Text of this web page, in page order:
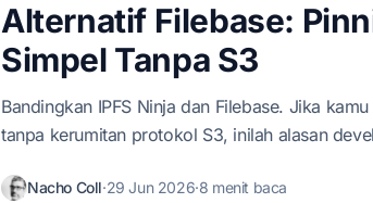
Alternatif Filebase:
Simpel Tanpa S3
Bandingkan IPFS Ninja dan Filebase. Jika
tanpa kerumitan protokol S3, inilah alasan
Nacho Coll·29 Jun 2026·8 menit baca